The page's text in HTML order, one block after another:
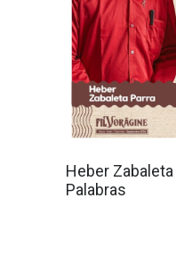
Heber
Palabras